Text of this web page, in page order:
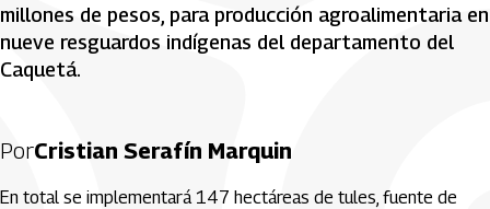
millones de pesos, para producción agroalimentaria en
nueve resguardos indígenas del departamento del
Caquetá.
PorCristian Serafín Marquin
En total se implementará 147 hectáreas de tules, fuente de